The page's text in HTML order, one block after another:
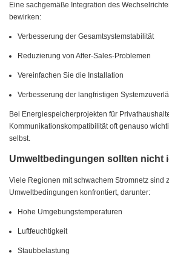
Eine sachgemäße Integration des
bewirken:
Verbesserung der Gesamtsystemstabilität
Reduzierung von After-Sales-Problemen
Vereinfachen Sie die Installation
Verbesserung der langfristigen
Bei Energiespeicherprojekten für
Kommunikationskompatibilität oft genauso
selbst.
Umweltbedingungen sollten nicht
Viele Regionen mit schwachem Stromnetz sind
Umweltbedingungen konfrontiert, darunter:
Hohe Umgebungstemperaturen
Luftfeuchtigkeit
Staubbelastung